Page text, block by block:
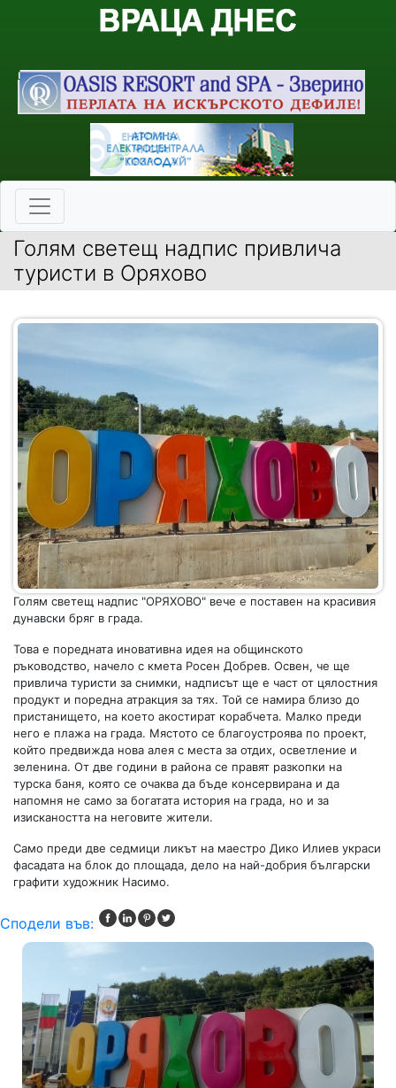
Голям светещ надпис привлича
туристи в Оряхово
Голям светещ надпис "ОРЯХОВО" вече е поставен на красивия
дунавски бряг в града.
Това е поредната иновативна идея на общинското
ръководство, начело с кмета Росен Добрев. Освен, че ще
привлича туристи за снимки, надписът ще е част от цялостния
продукт и поредна атракция за тях. Той се намира близо до
пристанището, на което акостират корабчета. Малко преди
него е плажа на града. Мястото се благоустроява по проект,
който предвижда нова алея с места за отдих, осветление и
зеленина. От две години в района се правят разкопки на
турска баня, която се очаква да бъде консервирана и да
напомня не само за богатата история на града, но и за
изискаността на неговите жители.
Само преди две седмици ликът на маестро Дико Илиев украси
фасадата на блок до площада, дело на най-добрия български
графити художник Насимо.
Сподели във: